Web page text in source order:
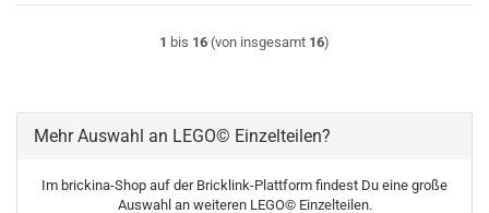
1 bis 16 (von insgesamt 16)
Mehr Auswahl an LEGO© Einzelteilen?
Im brickina-Shop auf der Bricklink-Plattform findest Du eine große
Auswahl an weiteren LEGO© Einzelteilen.